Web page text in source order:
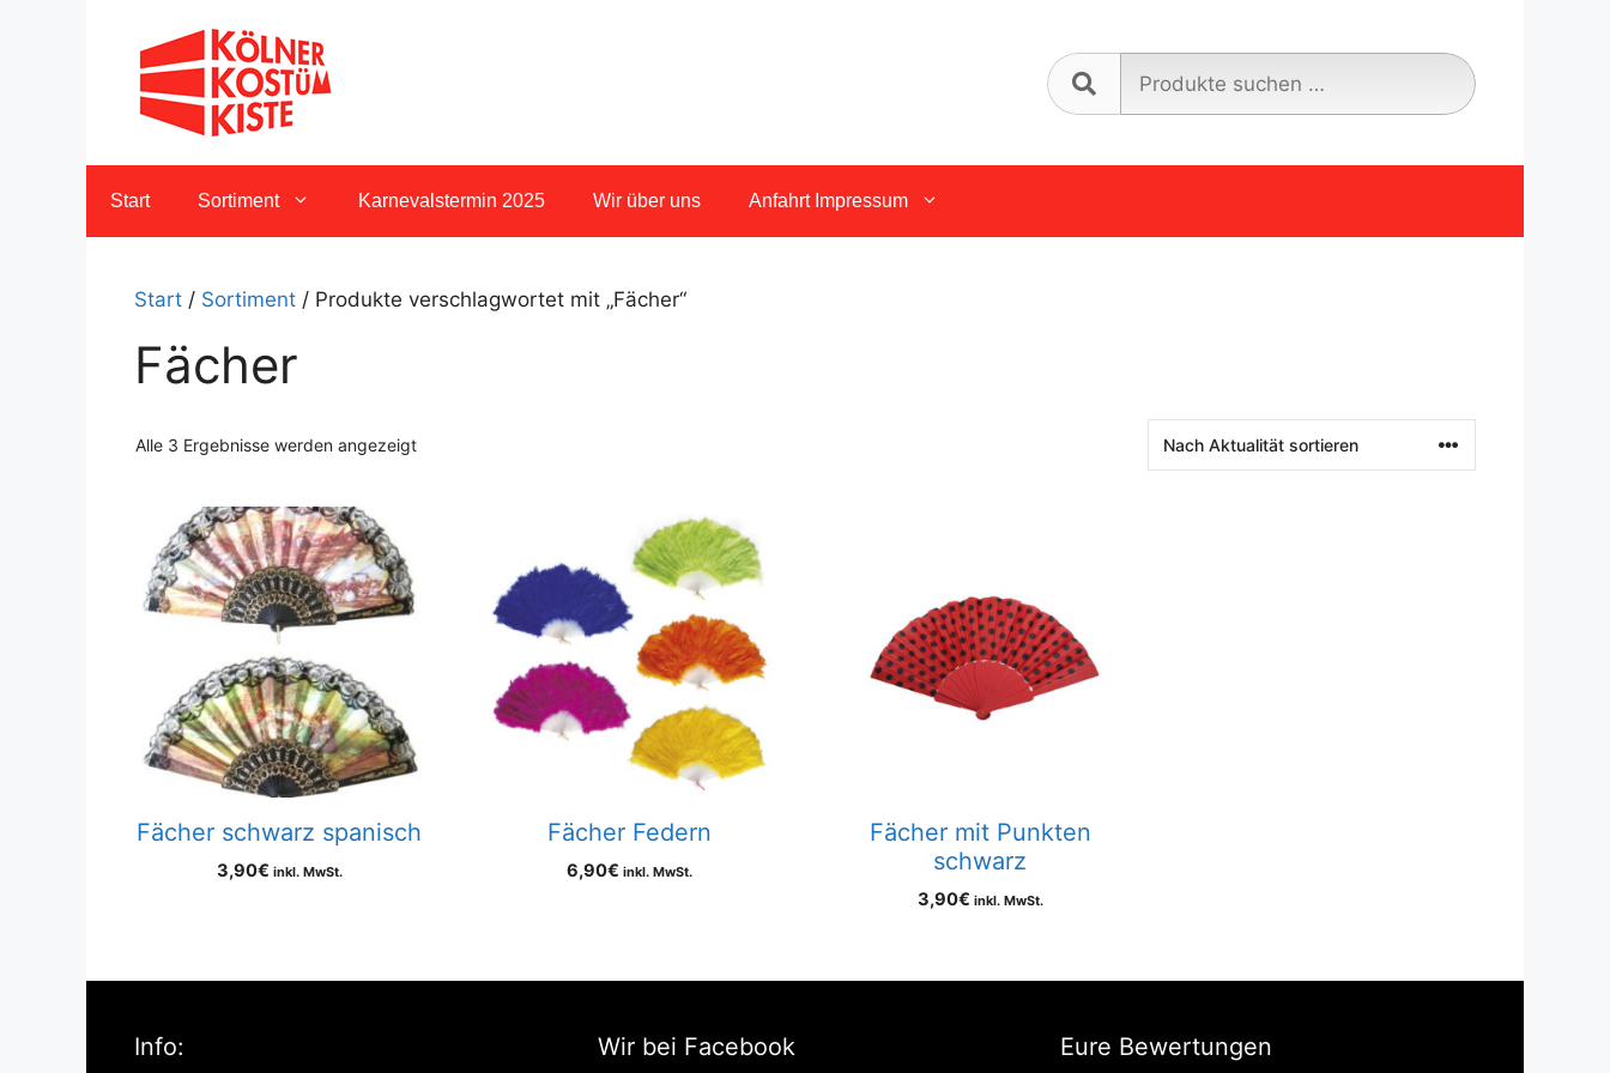
nach:
Start Sortiment Karnevalstermin 2025 Wir über uns Anfahrt Impressum
Start / Sortiment / Produkte verschlagwortet mit „Fächer“
Fächer
Alle 3 Ergebnisse werden angezeigtNach
Fächer schwarz spanisch
3,90€ inkl. MwSt.
Fächer Federn
6,90€ inkl. MwSt.
Fächer mit Punkten
schwarz
3,90€ inkl. MwSt.
Info: Wir bei Facebook Eure Bewertungen